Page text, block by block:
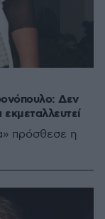
Δεν
πρόσθεσε η